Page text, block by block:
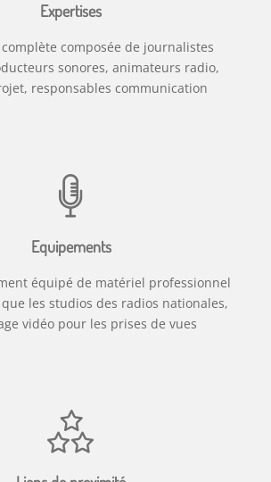
Expertises
composée de journalistes
sonores, animateurs radio,
responsables communication
Equipements
équipé de matériel professionnel
les studios des radios nationales,
vidéo pour les prises de vues